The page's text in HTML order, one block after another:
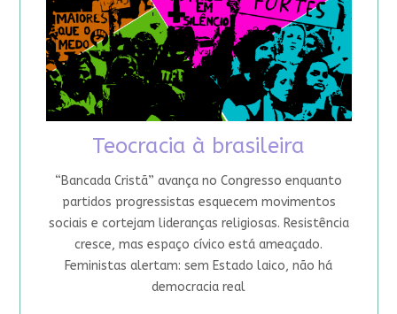
Teocracia à brasileira
“Bancada Cristã” avança no Congresso enquanto
partidos progressistas esquecem movimentos
sociais e cortejam lideranças religiosas. Resistência
cresce, mas espaço cívico está ameaçado.
Feministas alertam: sem Estado laico, não há
democracia real